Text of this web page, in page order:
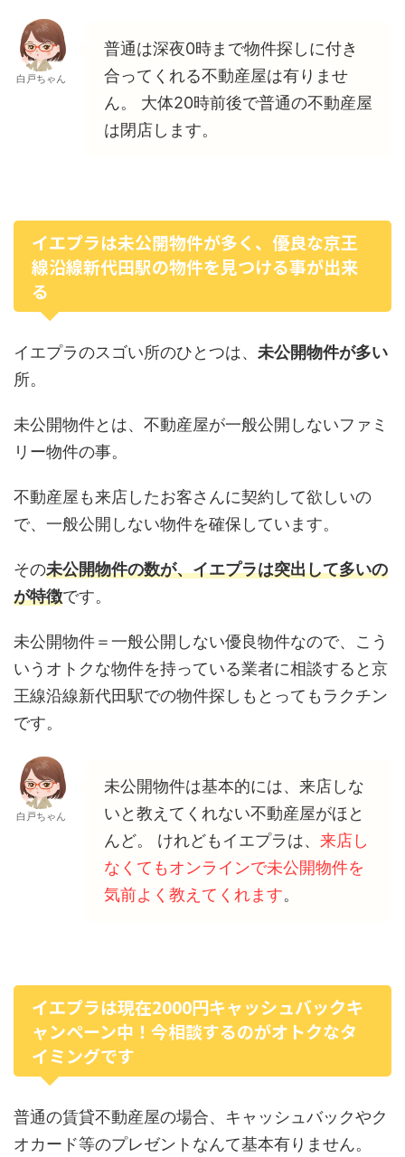
白戸ちゃん
普通は深夜0時まで物件探しに付き
合ってくれる不動産屋は有りませ
ん。 大体20時前後で普通の不動産屋
は閉店します。
イエプラは未公開物件が多く、優良な京王
線沿線新代田駅の物件を見つける事が出来
る
イエプラのスゴい所のひとつは、 未公開物件が多い
所。
未公開物件とは、不動産屋が一般公開しないファミ
リー物件の事。
不動産屋も来店したお客さんに契約して欲しいの
で、一般公開しない物件を確保しています。
その未公開物件の数が、イエプラは突出して多いの
が特徴です。
未公開物件＝一般公開しない優良物件なので、こう
いうオトクな物件を持っている業者に相談すると京
王線沿線新代田駅での物件探しもとってもラクチン
です。
白戸ちゃん
未公開物件は基本的には、来店しな
いと教えてくれない不動産屋がほと
んど。 けれどもイエプラは、 来店し
なくてもオンラインで未公開物件を
気前よく教えてくれます。
イエプラは現在2000円キャッシュバックキ
ャンペーン中！今相談するのがオトクなタ
イミングです
普通の賃貸不動産屋の場合、キャッシュバックやク
オカード等のプレゼントなんて基本有りません。